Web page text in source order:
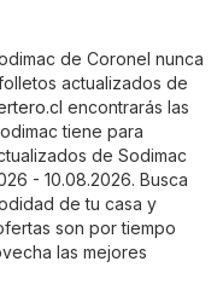
de Coronel nunca
actualizados de
encontrarás las
tiene para
de Sodimac
- 10.08.2026. Busca
de tu casa y
son por tiempo
las mejores